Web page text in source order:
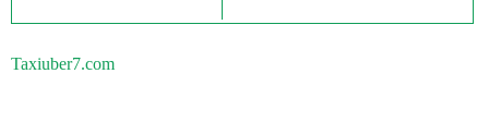
Taxiuber7.com